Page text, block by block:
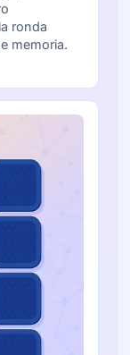
ronda
memoria.